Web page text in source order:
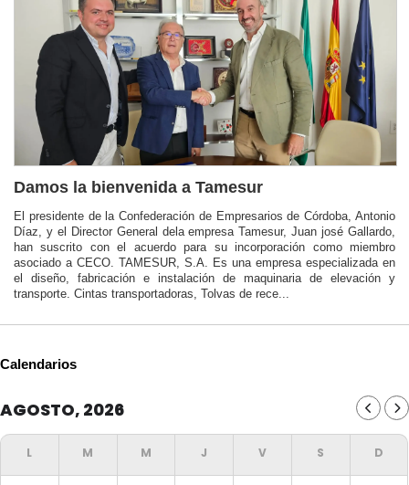
Damos la bienvenida a Tamesur
El presidente de la Confederación de Empresarios de Córdoba, Antonio
Díaz, y el Director General dela empresa Tamesur, Juan josé Gallardo,
han suscrito con el acuerdo para su incorporación como miembro
asociado a CECO. TAMESUR, S.A. Es una empresa especializada en
el diseño, fabricación e instalación de maquinaria de elevación y
transporte. Cintas transportadoras, Tolvas de rece...
Calendarios
AGOSTO, 2026